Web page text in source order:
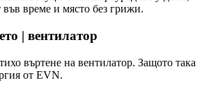
във време и място без грижи.
| вентилатор
въртене на вентилатор. Защото така
от EVN.